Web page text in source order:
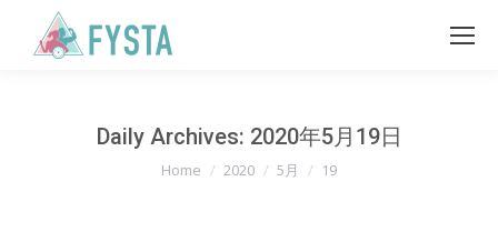
Daily Archives: 2020年5月19日
You are here:
Home 2020 5月 19